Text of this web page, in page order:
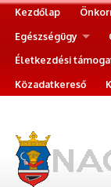
Kezdőlap
Egészségügy
Életkezdési
Közadatkereső